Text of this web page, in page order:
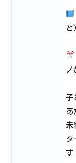
ど
子
あ
未
タ
す